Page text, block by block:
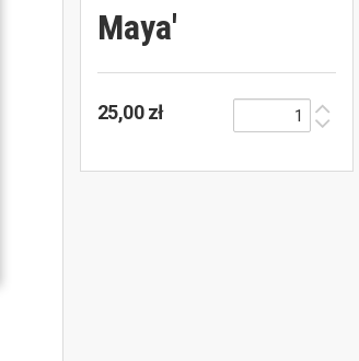
Maya'
25,00 zł